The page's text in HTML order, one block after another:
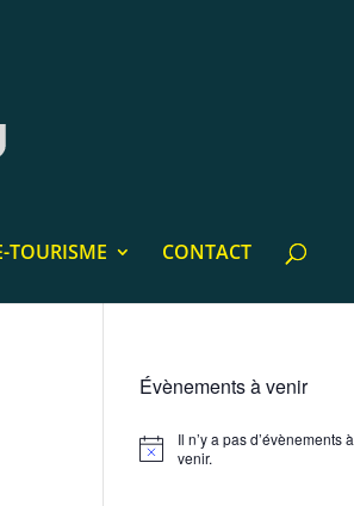
TOURISME CONTACT
Évènements à venir
Notice
Il n’y a pas d’évènements à
venir.